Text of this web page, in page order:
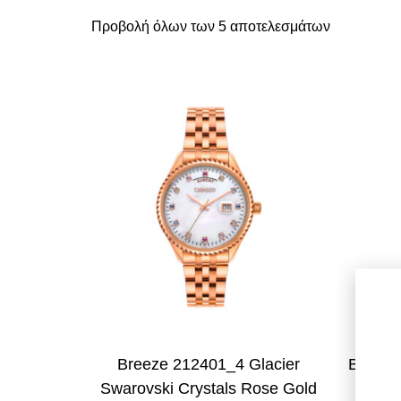
Προβολή όλων των 5 αποτελεσμάτων
Breeze 212401_4 Glacier
Swarovski Crystals Rose Gold